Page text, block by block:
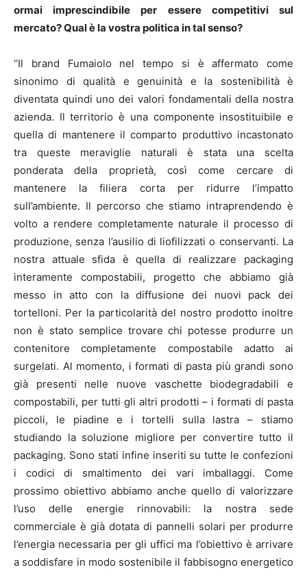
ormai imprescindibile per essere competitivi sul
mercato? Qual è la vostra politica in tal senso?
“Il brand Fumaiolo nel tempo si è affermato come
sinonimo di qualità e genuinità e la sostenibilità è
diventata quindi uno dei valori fondamentali della nostra
azienda. Il territorio è una componente insostituibile e
quella di mantenere il comparto produttivo incastonato
tra queste meraviglie naturali è stata una scelta
ponderata della proprietà, così come cercare di
mantenere la filiera corta per ridurre l’impatto
sull’ambiente. Il percorso che stiamo intraprendendo è
volto a rendere completamente naturale il processo di
produzione, senza l’ausilio di liofilizzati o conservanti. La
nostra attuale sfida è quella di realizzare packaging
interamente compostabili, progetto che abbiamo già
messo in atto con la diffusione dei nuovi pack dei
tortelloni. Per la particolarità del nostro prodotto inoltre
non è stato semplice trovare chi potesse produrre un
contenitore completamente compostabile adatto ai
surgelati. Al momento, i formati di pasta più grandi sono
già presenti nelle nuove vaschette biodegradabili e
compostabili, per tutti gli altri prodotti – i formati di pasta
piccoli, le piadine e i tortelli sulla lastra – stiamo
studiando la soluzione migliore per convertire tutto il
packaging. Sono stati infine inseriti su tutte le confezioni
i codici di smaltimento dei vari imballaggi. Come
prossimo obiettivo abbiamo anche quello di valorizzare
l’uso delle energie rinnovabili: la nostra sede
commerciale è già dotata di pannelli solari per produrre
l’energia necessaria per gli uffici ma l’obiettivo è arrivare
a soddisfare in modo sostenibile il fabbisogno energetico